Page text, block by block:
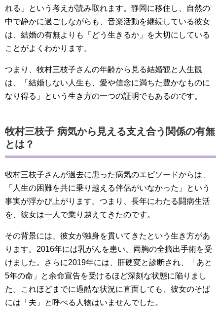
れる」という考えが読み取れます。静岡に移住し、自然の
中で静かに過ごしながらも、音楽活動を継続している彼女
は、結婚の有無よりも「どう生きるか」を大切にしている
ことがよくわかります。
つまり、牧村三枝子さんの年齢から見る結婚観と人生観
は、「結婚しない人生も、愛や信念に満ちた豊かなものに
なり得る」という生き方の一つの証明でもあるのです。
牧村三枝子 病気から見える支え合う関係の有無
とは？
牧村三枝子さんが過去に患った病気のエピソードからは、
「人生の困難を共に乗り越える伴侶がいなかった」という
事実が浮かび上がります。つまり、長年にわたる闘病生活
を、彼女は一人で乗り越えてきたのです。
その背景には、彼女が独身を貫いてきたという生き方があ
ります。2016年には乳がんを患い、両胸の全摘出手術を受
けました。さらに2019年には、肝硬変と診断され、「あと
5年の命」と余命宣告を受けるほど深刻な状態に陥りまし
た。これほどまでに過酷な状況に直面しても、彼女のそば
には「夫」と呼べる人物はいませんでした。